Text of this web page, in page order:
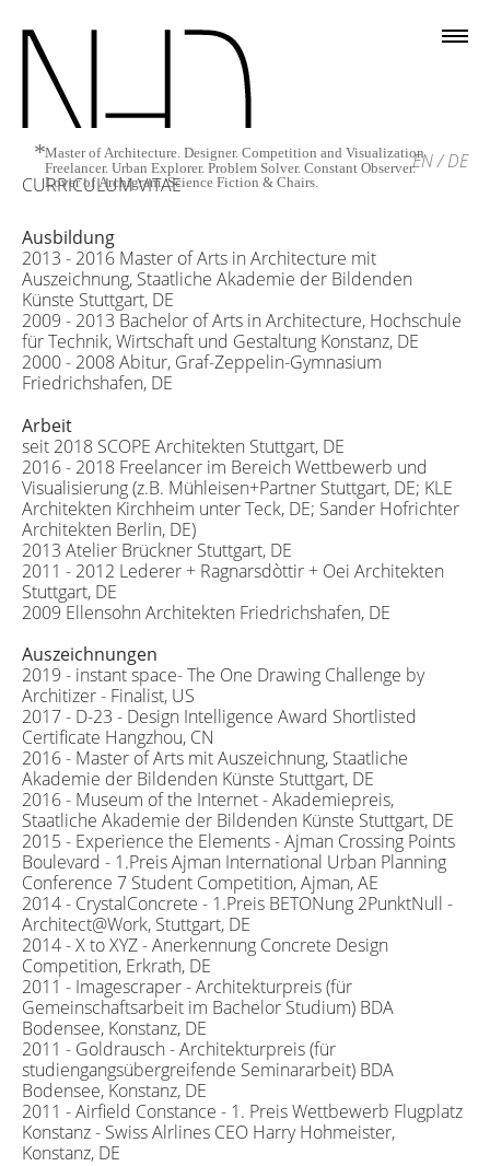
*Master of Architecture. Designer. Competition and Visualization
Freelancer. Urban Explorer. Problem Solver. Constant Observer.
Lover of Archigram, Science Fiction & Chairs.
EN/DE
CURRICULUM VITAE
Ausbildung
2013 - 2016 Master of Arts in Architecture mit
Auszeichnung, Staatliche Akademie der Bildenden
Künste Stuttgart, DE
2009 - 2013 Bachelor of Arts in Architecture, Hochschule
für Technik, Wirtschaft und Gestaltung Konstanz, DE
2000 - 2008 Abitur, Graf-Zeppelin-Gymnasium
Friedrichshafen, DE
Arbeit
seit 2018 SCOPE Architekten Stuttgart, DE
2016 - 2018 Freelancer im Bereich Wettbewerb und
Visualisierung (z.B. Mühleisen+Partner Stuttgart, DE; KLE
Architekten Kirchheim unter Teck, DE; Sander Hofrichter
Architekten Berlin, DE)
2013 Atelier Brückner Stuttgart, DE
2011 - 2012 Lederer + Ragnarsdòttir + Oei Architekten
Stuttgart, DE
2009 Ellensohn Architekten Friedrichshafen, DE
Auszeichnungen
2019 - instant space- The One Drawing Challenge by
Architizer - Finalist, US
2017 - D-23 - Design Intelligence Award Shortlisted
Certificate Hangzhou, CN
2016 - Master of Arts mit Auszeichnung, Staatliche
Akademie der Bildenden Künste Stuttgart, DE
2016 - Museum of the Internet - Akademiepreis,
Staatliche Akademie der Bildenden Künste Stuttgart, DE
2015 - Experience the Elements - Ajman Crossing Points
Boulevard - 1.Preis Ajman International Urban Planning
Conference 7 Student Competition, Ajman, AE
2014 - CrystalConcrete - 1.Preis BETONung 2PunktNull -
Architect@Work, Stuttgart, DE
2014 - X to XYZ - Anerkennung Concrete Design
Competition, Erkrath, DE
2011 - Imagescraper - Architekturpreis (für
Gemeinschaftsarbeit im Bachelor Studium) BDA
Bodensee, Konstanz, DE
2011 - Goldrausch - Architekturpreis (für
studiengangsübergreifende Seminararbeit) BDA
Bodensee, Konstanz, DE
2011 - Airfield Constance - 1. Preis Wettbewerb Flugplatz
Konstanz - Swiss Alrlines CEO Harry Hohmeister,
Konstanz, DE